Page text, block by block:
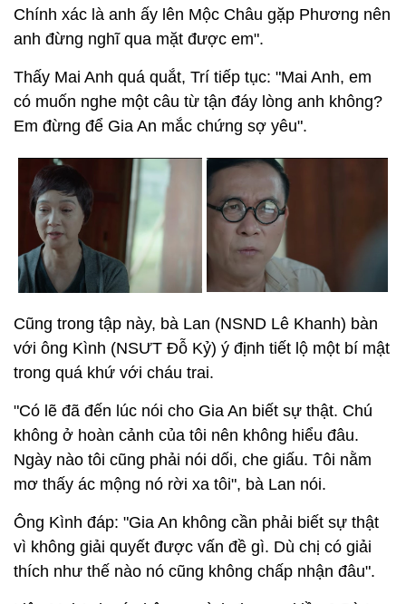
Chính xác là anh ấy lên Mộc Châu gặp Phương nên
anh đừng nghĩ qua mặt được em".
Thấy Mai Anh quá quắt, Trí tiếp tục: "Mai Anh, em
có muốn nghe một câu từ tận đáy lòng anh không?
Em đừng để Gia An mắc chứng sợ yêu".
Cũng trong tập này, bà Lan (NSND Lê Khanh) bàn
với ông Kình (NSƯT Đỗ Kỷ) ý định tiết lộ một bí mật
trong quá khứ với cháu trai.
"Có lẽ đã đến lúc nói cho Gia An biết sự thật. Chú
không ở hoàn cảnh của tôi nên không hiểu đâu.
Ngày nào tôi cũng phải nói dối, che giấu. Tôi nằm
mơ thấy ác mộng nó rời xa tôi", bà Lan nói.
Ông Kình đáp: "Gia An không cần phải biết sự thật
vì không giải quyết được vấn đề gì. Dù chị có giải
thích như thế nào nó cũng không chấp nhận đâu".